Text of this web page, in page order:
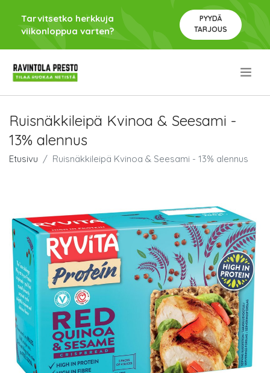
Tarvitsetko herkkuja
viikonloppua varten?
PYYDÄ
TARJOUS
Ruisnäkkileipä Kvinoa & Seesami -
13% alennus
Etusivu Ruisnäkkileipä Kvinoa & Seesami - 13% alennus